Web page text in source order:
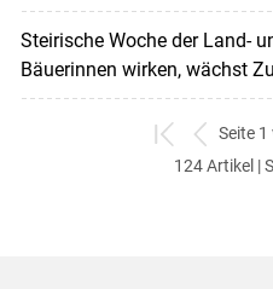
Steirische Woche der Land-
Bäuerinnen wirken, wächst
zum
ersten
zurück
zum
Seite 1
124 Artikel |